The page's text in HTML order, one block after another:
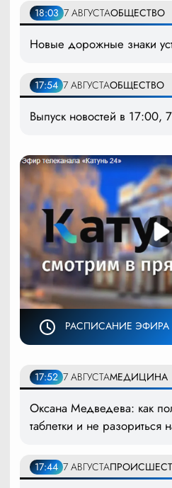
18:03 7 АВГУСТАОБЩЕСТВО
Новые дорожные знаки
17:54 7 АВГУСТАОБЩЕСТВО
Выпуск новостей в 17:00,
РАСПИСАНИЕ ЭФИРА
17:52 7 АВГУСТАМЕДИЦИНА
Оксана Медведева: как
таблетки и не разориться
17:44 7 АВГУСТА